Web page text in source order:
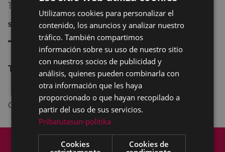
17/06/2018
SANJUANAK DEPORTE
Tiro con arco
TXALTXA ZELAI
Organiza: Club Arqueros Urko.
Mapa del Sitio
Aviso legal
Política de cookies
Contacto
BASQUE
SPANISH
Utilizamos cookies para personalizar el
contenido, los anuncios y analizar nuestro
tráfico. También compartimos
información sobre su uso de nuestro sitio
con nuestros socios de publicidad y
análisis, quienes pueden combinarla con
otra información que les haya
proporcionado o que hayan recopilado a
partir del uso de sus servicios.
Pribatutasun-politika
Cookies
Cookies de